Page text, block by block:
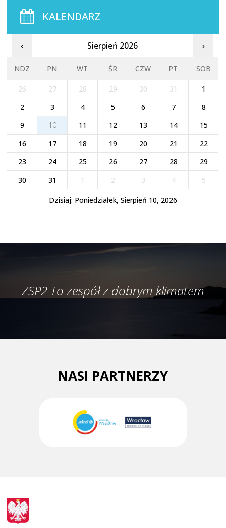
KALENDARZ
‹ Sierpień 2026 ›
NDZ PN WT ŚR CZW PT SOB
26 27 28 29 30 31
1
2
3 4 5 6 7
8
9
10 11 12 13 14
15
16
17 18 19 20 21
22
23
24 25 26 27 28
29
30
31 1 2 3 4 5
Dzisiaj: Poniedziałek, Sierpień 10, 2026
ZSP2 To zespół z dobrym klimatem
NASI PARTNERZY